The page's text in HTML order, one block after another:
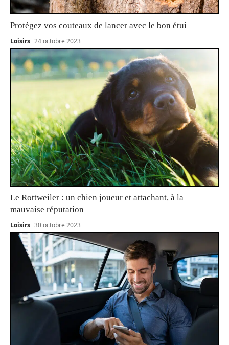
Protégez vos couteaux de lancer avec le bon étui
Loisirs 24 octobre 2023
Le Rottweiler : un chien joueur et attachant, à la
mauvaise réputation
Loisirs 30 octobre 2023